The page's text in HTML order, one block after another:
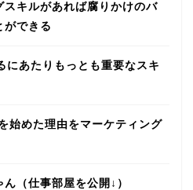
スキルがあれば腐りかけのバ
ができる
にあたりもっとも重要なスキ
始めた理由をマーケティング
（仕事部屋を公開↓）